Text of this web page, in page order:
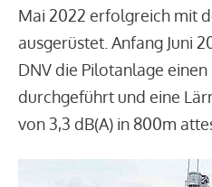
Mai 2022 erfolgreich mit
ausgerüstet. Anfang Juni
DNV die Pilotanlage
durchgeführt und eine
von 3,3 dB(A) in 800m